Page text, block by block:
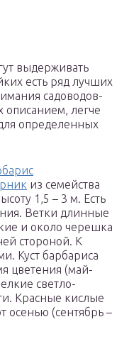
выдерживать
есть ряд лучших
садоводов-
легче
определенных
из семейства
1,5 – 3 м. Есть
Ветки длинные
и около черешка
стороной. К
Куст барбариса
цветения (май-
светло-
Красные кислые
осенью (сентябрь –